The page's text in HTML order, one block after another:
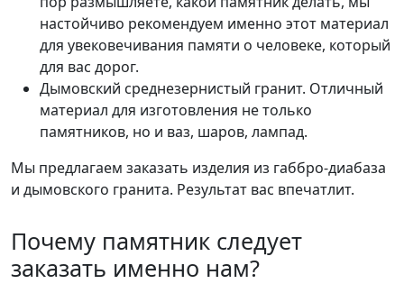
настойчиво рекомендуем именно этот материал
для увековечивания памяти о человеке, который
для вас дорог.
Дымовский среднезернистый гранит. Отличный
материал для изготовления не только
памятников, но и ваз, шаров, лампад.
Мы предлагаем заказать изделия из габбро-диабаза
и дымовского гранита. Результат вас впечатлит.
Почему памятник следует
заказать именно нам?